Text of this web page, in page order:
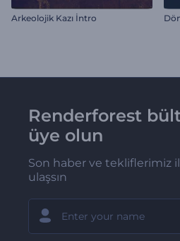
Arkeolojik Kazı İntro
Renderforest
üye olun
Son haber ve tekliflerimiz
ulaşsın